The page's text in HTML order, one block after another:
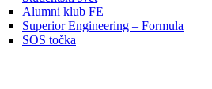
Alumni klub FE
Superior Engineering – Formula
SOS točka